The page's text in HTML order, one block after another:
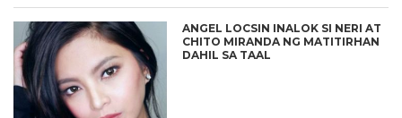
ANGEL LOCSIN INALOK SI NERI AT
CHITO MIRANDA NG MATITIRHAN
DAHIL SA TAAL